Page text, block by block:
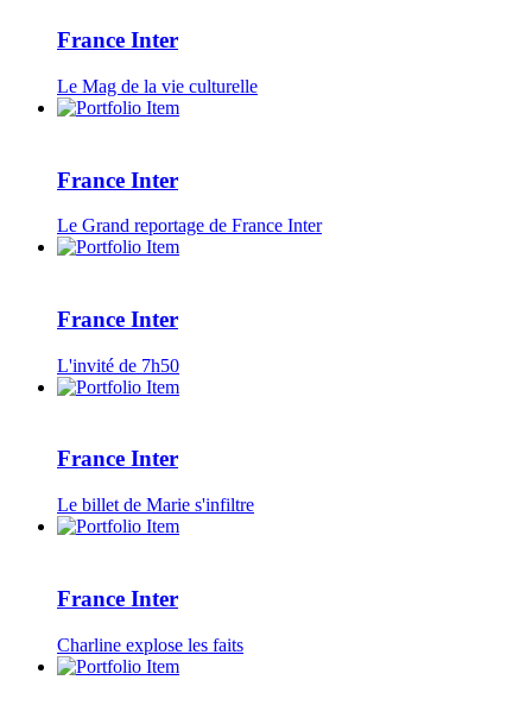
France Inter
Le Mag de la vie culturelle
France Inter
Le Grand reportage de France Inter
France Inter
L'invité de 7h50
France Inter
Le billet de Marie s'infiltre
France Inter
Charline explose les faits